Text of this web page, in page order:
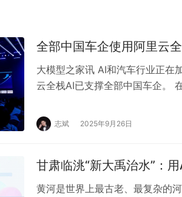
全部中国车企使用阿里云
大模型之家讯 AI和汽车行业正在
云全栈AI已支撑全部中国车企。
志斌 2025年9月26日
甘肃临洮“新大禹治水”：
黄河是世界上最古老、最复杂的